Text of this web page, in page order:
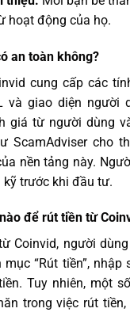
hoạt động của họ.
an toàn không?
cung cấp các
và giao diện người
giá từ người dùng
ScamAdviser cho
nền tảng này.
trước khi đầu tư.
để rút tiền từ
Coinvid, người
“Rút tiền”, nhập
Tuy nhiên, một
trong việc rút